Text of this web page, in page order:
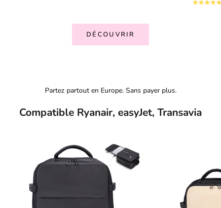
DÉCOUVRIR
Partez partout en Europe. Sans payer plus.
Compatible Ryanair, easyJet, Transavia